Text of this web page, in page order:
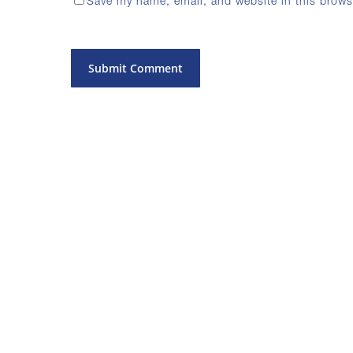
Save my name, email, and website in this